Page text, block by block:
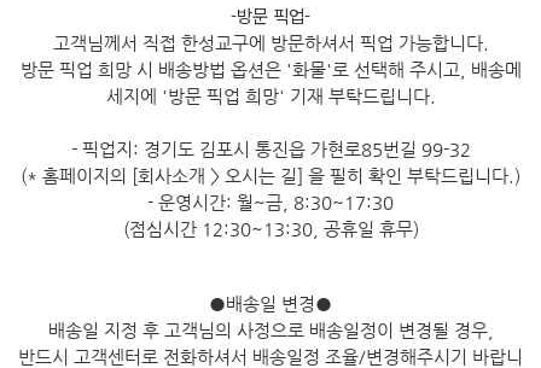
-방문 픽업-
고객님께서 직접 한성교구에 방문하셔서 픽업 가능합니다.
방문 픽업 희망 시 배송방법 옵션은 '화물'로 선택해 주시고, 배송메
세지에 '방문 픽업 희망' 기재 부탁드립니다.
- 픽업지: 경기도 김포시 통진읍 가현로85번길 99-32
(* 홈페이지의 [회사소개 > 오시는 길] 을 필히 확인 부탁드립니다.)
- 운영시간: 월~금, 8:30~17:30
(점심시간 12:30~13:30, 공휴일 휴무)
●배송일 변경●
배송일 지정 후 고객님의 사정으로 배송일정이 변경될 경우,
반드시 고객센터로 전화하셔서 배송일정 조율/변경해주시기 바랍니